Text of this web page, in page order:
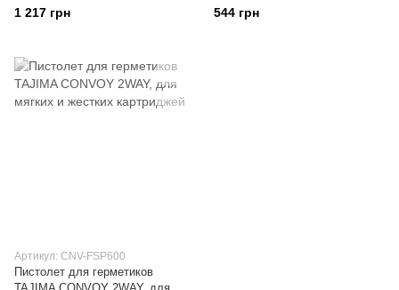
1 217 грн
CB65
544 грн
Артикул: CNV-FSP600
Пистолет для герметиков